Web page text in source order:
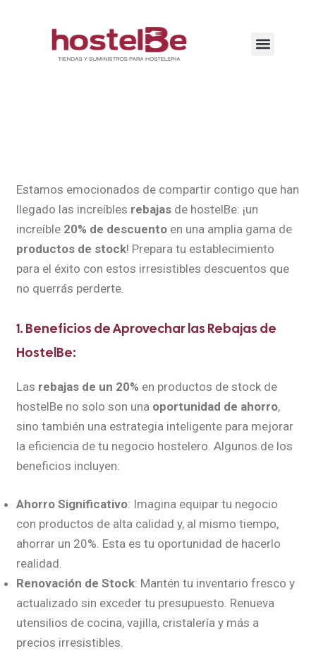
Estamos emocionados de compartir contigo que han
llegado las increíbles rebajasde hostelBe: ¡un
increíble 20% de descuentoen una amplia gama de
productos de stock! Prepara tu establecimiento
para el éxito con estos irresistibles descuentos que
no querrás perderte.
1. Beneficios de Aprovechar las Rebajas de
HostelBe:
Las rebajas de un 20% en productos de stock de
hostelBe no solo son una oportunidad de ahorro,
sino también una estrategia inteligente para mejorar
la eficiencia de tu negocio hostelero. Algunos de los
beneficios incluyen:
Ahorro Significativo: Imagina equipar tu negocio
con productos de alta calidad y, al mismo tiempo,
ahorrar un 20%. Esta es tu oportunidad de hacerlo
realidad.
Renovación de Stock: Mantén tu inventario fresco y
actualizado sin exceder tu presupuesto. Renueva
utensilios de cocina, vajilla, cristalería y más a
precios irresistibles.